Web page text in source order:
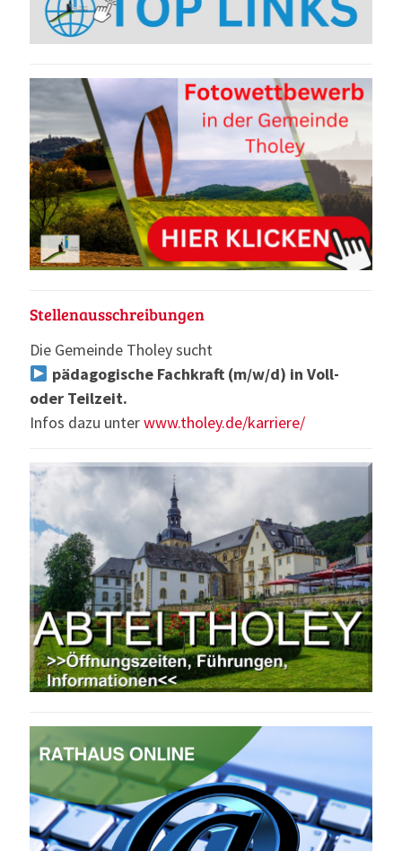
Stellenausschreibungen
Die Gemeinde Tholey sucht
pädagogische Fachkraft (m/w/d) in Voll-
oder Teilzeit.
Infos dazu unterwww.tholey.de/karriere/